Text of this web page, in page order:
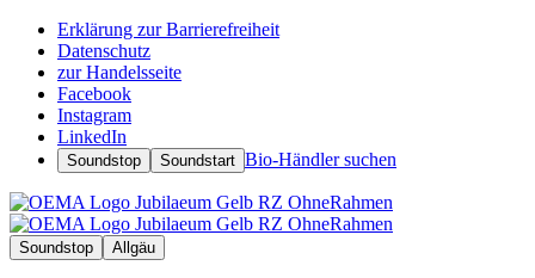
Erklärung zur Barrierefreiheit
Datenschutz
zur Handelsseite
Facebook
Instagram
LinkedIn
Soundstop Soundstart Bio-Händler suchen
Soundstop Allgäu